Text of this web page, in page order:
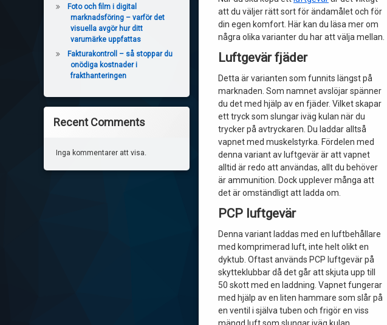
att du väljer rätt sort för ändamålet och för
din egen komfort. Här kan du läsa mer om
några olika varianter du har att välja mellan.
Luftgevär fjäder
Detta är varianten som funnits längst på
marknaden. Som namnet avslöjar spänner
du det med hjälp av en fjäder. Vilket skapar
ett tryck som slungar iväg kulan när du
trycker på avtryckaren. Du laddar alltså
vapnet med muskelstyrka. Fördelen med
denna variant av luftgevär är att vapnet
alltid är redo att användas, allt du behöver
är ammunition. Dock upplever många att
det är omständligt att ladda om.
PCP luftgevär
Denna variant laddas med en luftbehållare
med komprimerad luft, inte helt olikt en
dyktub. Oftast används PCP luftgevär på
skytteklubbar då det går att skjuta upp till
50 skott med en laddning. Vapnet fungerar
med hjälp av en liten hammare som slår på
en ventil i själva tuben och frigör en viss
Foto och film i digital
marknadsföring – varför det
visuella avgör hur ditt
varumärke uppfattas
Fakturakontroll – så stoppar du
onödiga kostnader i
frakthanteringen
Recent Comments
Inga kommentarer att visa.